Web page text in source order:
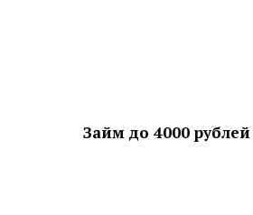
Займ до 4000 рублей